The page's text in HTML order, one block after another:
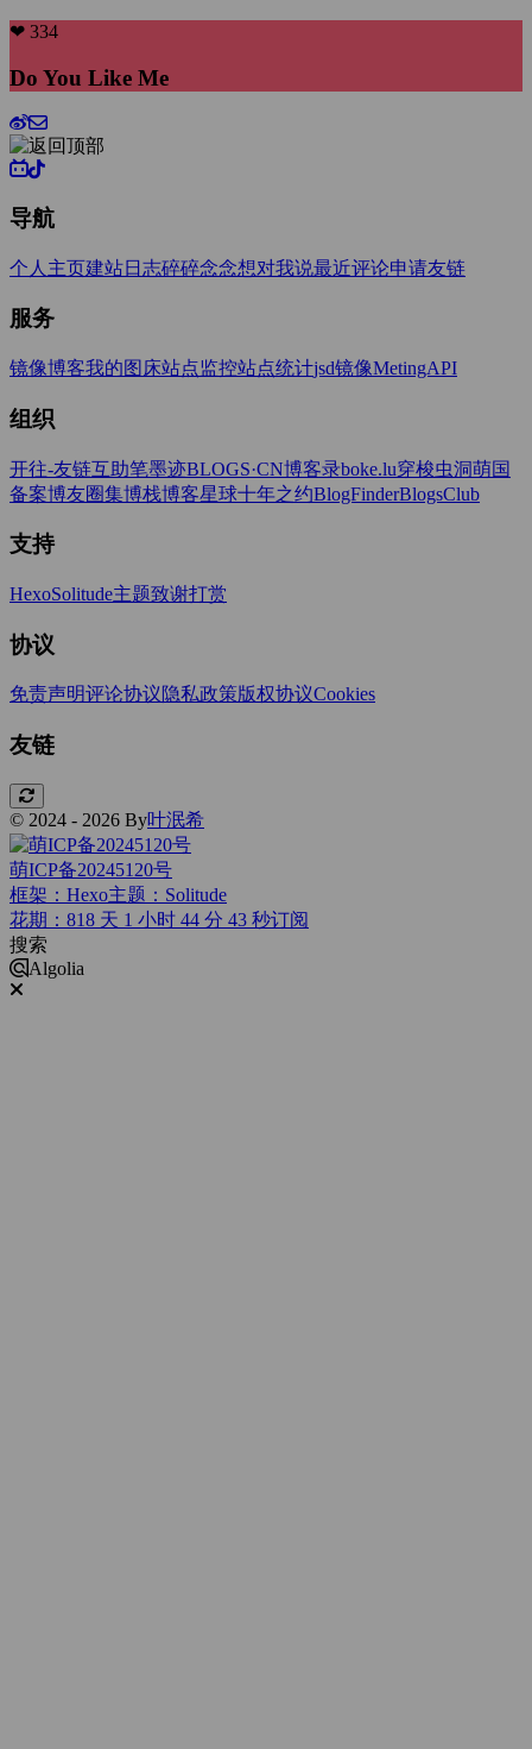
❤ 334
Do You Like Me
导航
个人主页建站日志碎碎念念想对我说最近评论申请友链
服务
镜像博客我的图床站点监控站点统计jsd镜像MetingAPI
组织
开往-友链互助笔墨迹BLOGS·CN博客录boke.lu穿梭虫洞萌国
备案博友圈集博栈博客星球十年之约BlogFinderBlogsClub
支持
HexoSolitude主题致谢打赏
协议
免责声明评论协议隐私政策版权协议Cookies
友链
© 2024 - 2026 By叶泯希
萌ICP备20245120号
框架：Hexo主题：Solitude
花期：818 天 1 小时 44 分 44 秒订阅
搜索
Algolia